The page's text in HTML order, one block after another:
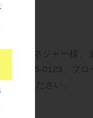
ケアマネジャー様、
03-5735-0123、フロ
わせください。